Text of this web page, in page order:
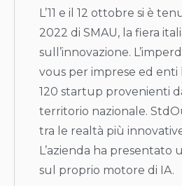
L’11 e il 12 ottobre si è
2022 di SMAU, la fiera
sull’innovazione.
vous per imprese ed enti
120 startup provenienti
territorio nazionale.
tra le realtà più
L’azienda ha presentato
sul proprio motore di IA.